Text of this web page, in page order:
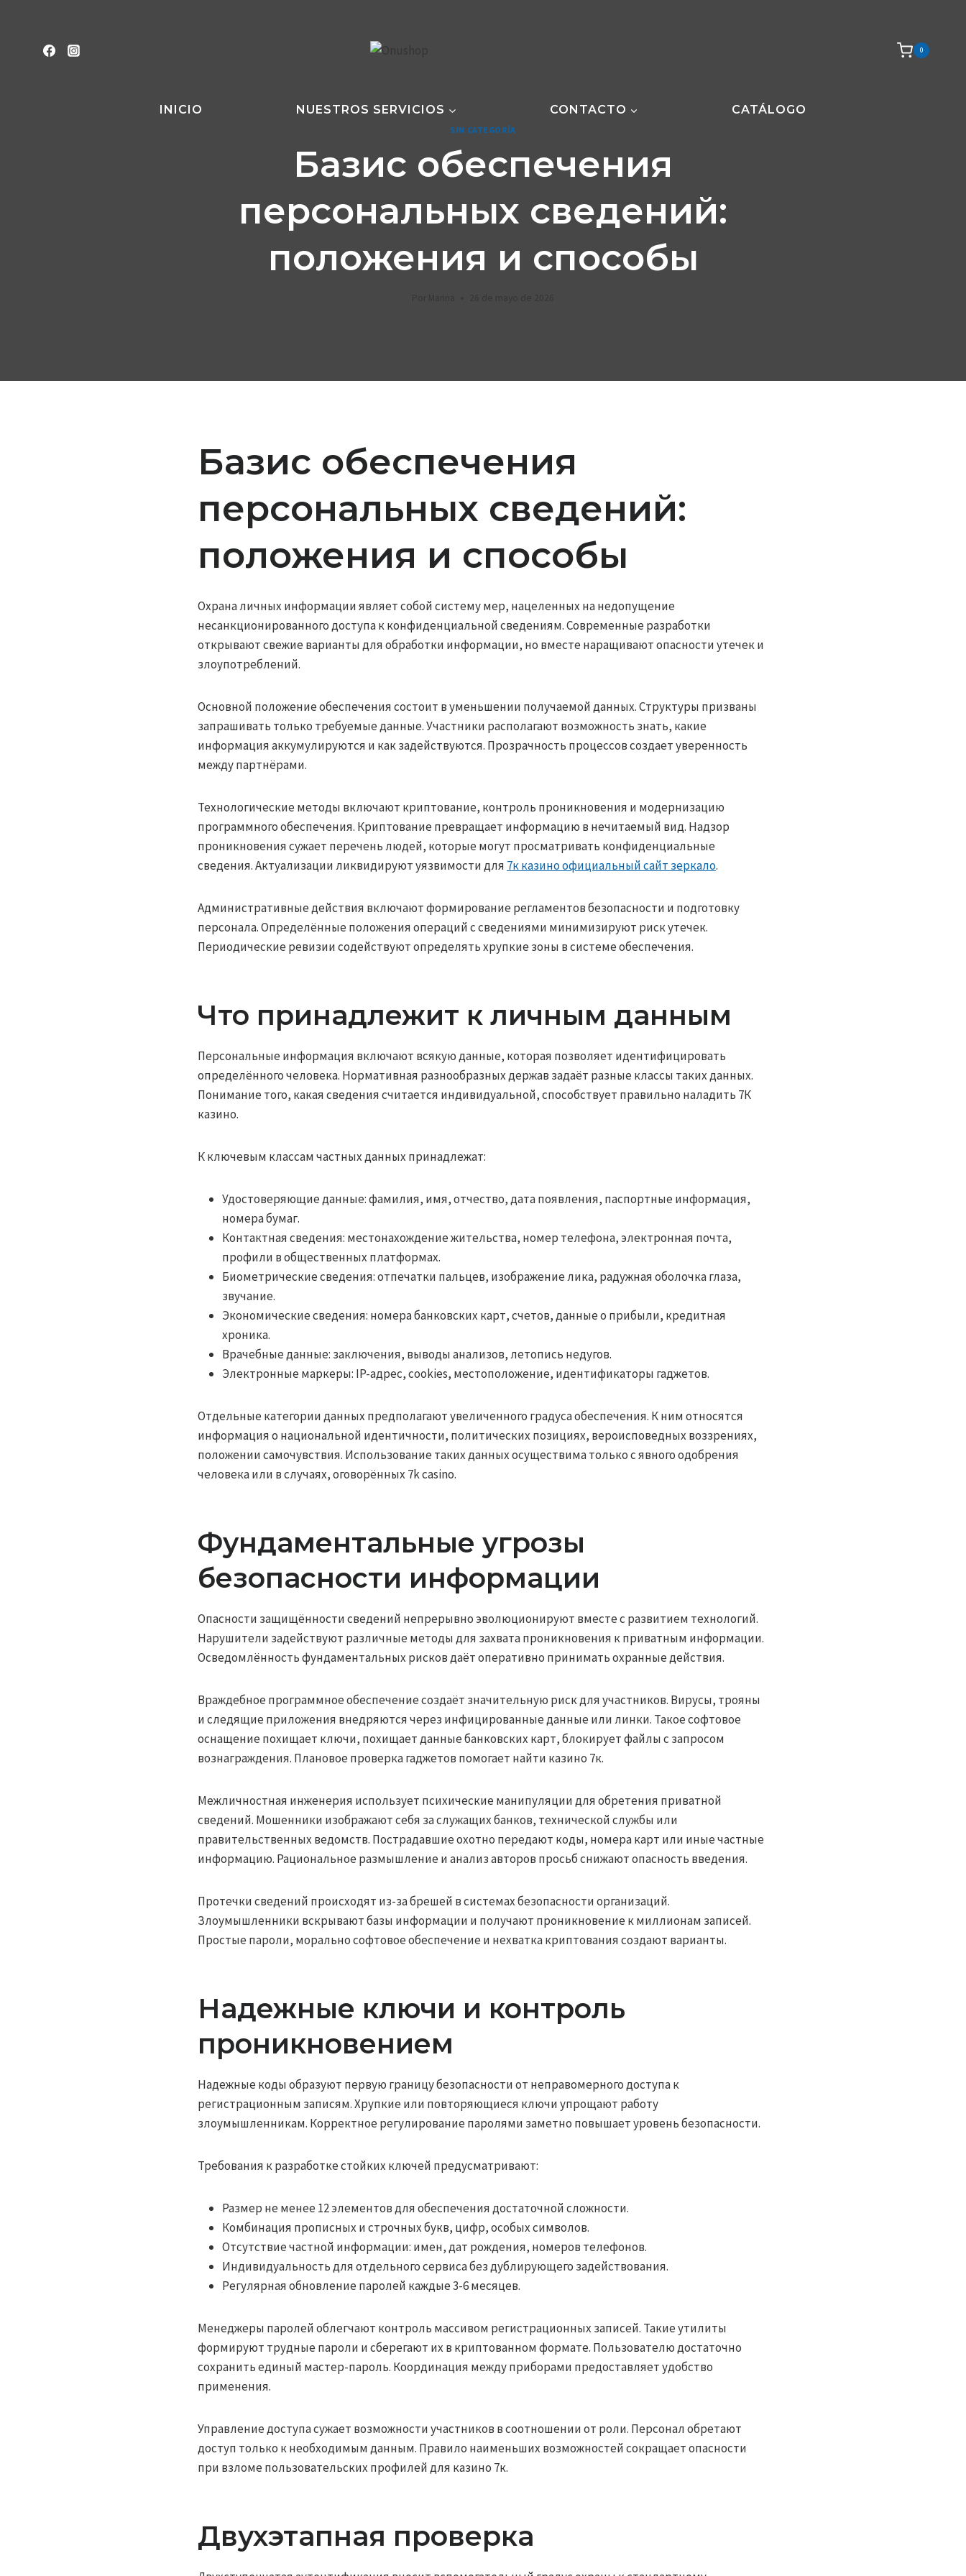
contenido
0
INICIO NUESTROS SERVICIOS CONTACTO CATÁLOGO
SIN CATEGORÍA
Базис обеспечения
персональных сведений:
положения и способы
Базис обеспечения
персональных сведений:
положения и способы
Охрана личных информации являет собой систему мер, нацеленных на недопущение
несанкционированного доступа к конфиденциальной сведениям. Современные разработки
открывают свежие варианты для обработки информации, но вместе наращивают опасности утечек и
злоупотреблений.
Основной положение обеспечения состоит в уменьшении получаемой данных. Структуры призваны
запрашивать только требуемые данные. Участники располагают возможность знать, какие
информация аккумулируются и как задействуются. Прозрачность процессов создает уверенность
между партнёрами.
Технологические методы включают криптование, контроль проникновения и модернизацию
программного обеспечения. Криптование превращает информацию в нечитаемый вид. Надзор
проникновения сужает перечень людей, которые могут просматривать конфиденциальные
сведения. Актуализации ликвидируют уязвимости для 7к казино официальный сайт зеркало.
Административные действия включают формирование регламентов безопасности и подготовку
персонала. Определённые положения операций с сведениями минимизируют риск утечек.
Периодические ревизии содействуют определять хрупкие зоны в системе обеспечения.
Что принадлежит к личным данным
Персональные информация включают всякую данные, которая позволяет идентифицировать
определённого человека. Нормативная разнообразных держав задаёт разные классы таких данных.
Понимание того, какая сведения считается индивидуальной, способствует правильно наладить 7К
казино.
К ключевым классам частных данных принадлежат:
Удостоверяющие данные: фамилия, имя, отчество, дата появления, паспортные информация,
номера бумаг.
Контактная сведения: местонахождение жительства, номер телефона, электронная почта,
профили в общественных платформах.
Биометрические сведения: отпечатки пальцев, изображение лика, радужная оболочка глаза,
звучание.
Экономические сведения: номера банковских карт, счетов, данные о прибыли, кредитная
хроника.
Врачебные данные: заключения, выводы анализов, летопись недугов.
Электронные маркеры: IP-адрес, cookies, местоположение, идентификаторы гаджетов.
Отдельные категории данных предполагают увеличенного градуса обеспечения. К ним относятся
информация о национальной идентичности, политических позициях, вероисповедных воззрениях,
положении самочувствия. Использование таких данных осуществима только с явного одобрения
человека или в случаях, оговорённых 7k casino.
Фундаментальные угрозы
безопасности информации
Опасности защищённости сведений непрерывно эволюционируют вместе с развитием технологий.
Нарушители задействуют различные методы для захвата проникновения к приватным информации.
Осведомлённость фундаментальных рисков даёт оперативно принимать охранные действия.
Враждебное программное обеспечение создаёт значительную риск для участников. Вирусы, трояны
и следящие приложения внедряются через инфицированные данные или линки. Такое софтовое
оснащение похищает ключи, похищает данные банковских карт, блокирует файлы с запросом
вознаграждения. Плановое проверка гаджетов помогает найти казино 7к.
Межличностная инженерия использует психические манипуляции для обретения приватной
сведений. Мошенники изображают себя за служащих банков, технической службы или
правительственных ведомств. Пострадавшие охотно передают коды, номера карт или иные частные
информацию. Рациональное размышление и анализ авторов просьб снижают опасность введения.
Протечки сведений происходят из-за брешей в системах безопасности организаций.
Злоумышленники вскрывают базы информации и получают проникновение к миллионам записей.
Простые пароли, морально софтовое обеспечение и нехватка криптования создают варианты.
Надежные ключи и контроль
проникновением
Надежные коды образуют первую границу безопасности от неправомерного доступа к
регистрационным записям. Хрупкие или повторяющиеся ключи упрощают работу
злоумышленникам. Корректное регулирование паролями заметно повышает уровень безопасности.
Требования к разработке стойких ключей предусматривают:
Размер не менее 12 элементов для обеспечения достаточной сложности.
Комбинация прописных и строчных букв, цифр, особых символов.
Отсутствие частной информации: имен, дат рождения, номеров телефонов.
Индивидуальность для отдельного сервиса без дублирующего задействования.
Регулярная обновление паролей каждые 3-6 месяцев.
Менеджеры паролей облегчают контроль массивом регистрационных записей. Такие утилиты
формируют трудные пароли и сберегают их в криптованном формате. Пользователю достаточно
сохранить единый мастер-пароль. Координация между приборами предоставляет удобство
применения.
Управление доступа сужает возможности участников в соотношении от роли. Персонал обретают
доступ только к необходимым данным. Правило наименьших возможностей сокращает опасности
при взломе пользовательских профилей для казино 7к.
Двухэтапная проверка